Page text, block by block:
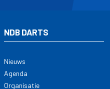
NDB DARTS
Nieuws
Agenda
Organisatie